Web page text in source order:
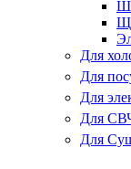
Для
Для
Для
Для
Для